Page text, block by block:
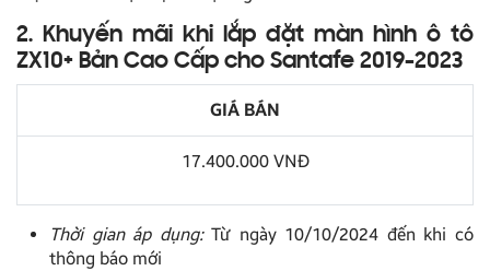
2. Khuyến mãi khi lắp đặt màn hình ô tô
ZX10+ Bản Cao Cấp cho Santafe 2019-2023
GIÁ BÁN
17.400.000 VNĐ
Thời gian áp dụng:Từ ngày 10/10/2024 đến khi có
thông báo mới